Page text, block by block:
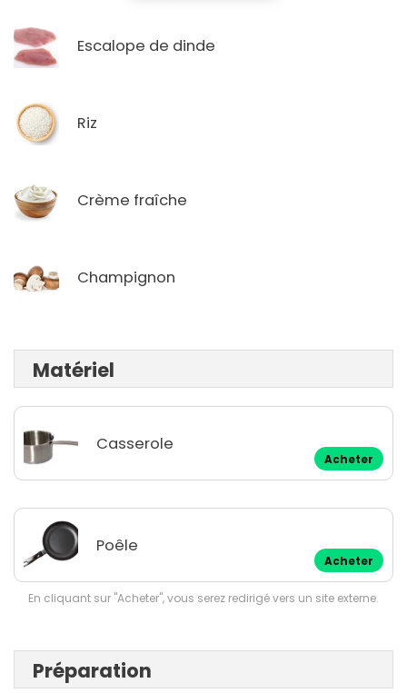
Escalope de dinde
Riz
Crème fraîche
Champignon
Matériel
Casserole
Acheter
Poêle
Acheter
En cliquant sur "Acheter", vous serez redirigé vers un site externe.
Préparation